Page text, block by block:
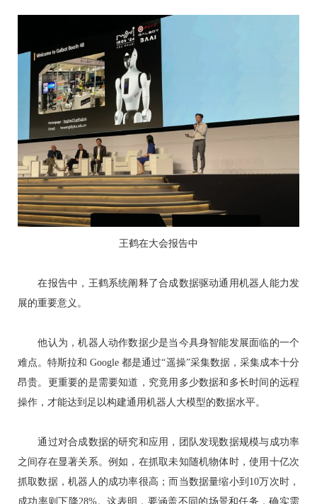
王鹤在大会报告中
在报告中，王鹤系统阐释了合成数据驱动通用机器人能力发
展的重要意义。
他认为，机器人动作数据少是当今具身智能发展面临的一个
难点。特斯拉和 Google 都是通过“遥操”采集数据，采集成本十分
昂贵。更重要的是需要知道，究竟用多少数据和多长时间的远程
操作，才能达到足以构建通用机器人大模型的数据水平。
通过对合成数据的研究和应用，团队发现数据规模与成功率
之间存在显著关系。例如，在抓取未知随机物体时，使用十亿次
抓取数据，机器人的成功率很高；而当数据量缩小到10万次时，
成功率则下降28%。这表明，要涵盖不同的场景和任务，确实需